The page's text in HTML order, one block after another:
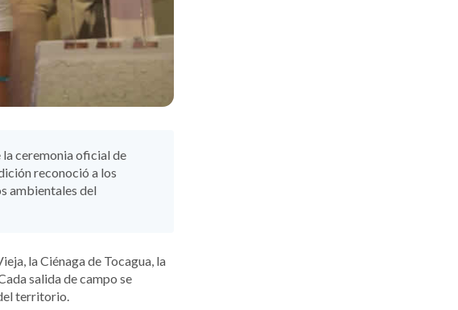
ceremonia oficial de
reconoció a los
ambientales del
la Ciénaga de Tocagua, la
salida de campo se
territorio.